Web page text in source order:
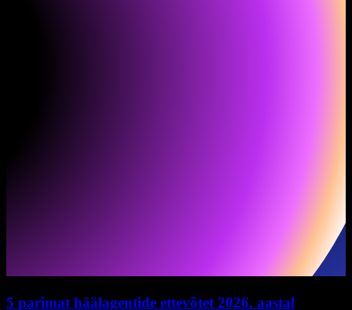
5 parimat häälagentide ettevõtet 2026. aastal